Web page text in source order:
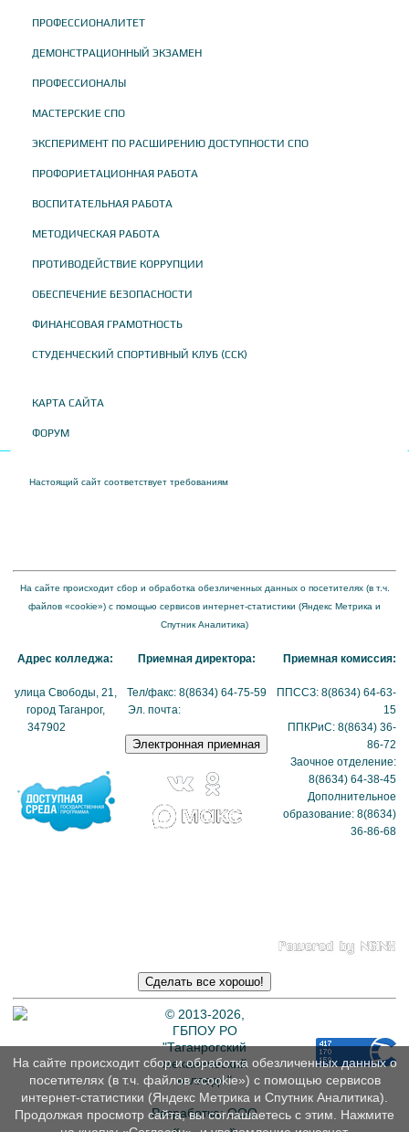
ПРОФЕССИОНАЛИТЕТ
ДЕМОНСТРАЦИОННЫЙ ЭКЗАМЕН
ПРОФЕССИОНАЛЫ
МАСТЕРСКИЕ СПО
ЭКСПЕРИМЕНТ ПО РАСШИРЕНИЮ ДОСТУПНОСТИ СПО
ПРОФОРИЕТАЦИОННАЯ РАБОТА
ВОСПИТАТЕЛЬНАЯ РАБОТА
МЕТОДИЧЕСКАЯ РАБОТА
ПРОТИВОДЕЙСТВИЕ КОРРУПЦИИ
ОБЕСПЕЧЕНИЕ БЕЗОПАСНОСТИ
ФИНАНСОВАЯ ГРАМОТНОСТЬ
СТУДЕНЧЕСКИЙ СПОРТИВНЫЙ КЛУБ (ССК)
КАРТА САЙТА
ФОРУМ
Настоящий сайт соответствует требованиям
На сайте происходит сбор и обработка обезличенных данных о посетителях (в т.ч.
файлов «cookie») с помощью сервисов интернет-статистики (Яндекс Метрика и
Спутник Аналитика)
Адрес колледжа:
улица Свободы, 21,
город Таганрог,
347902
Приемная директора:
Тел/факс: 8(8634) 64-75-59
Эл. почта:
Приемная комиссия:
ППССЗ: 8(8634) 64-63-
15
ППКРиС: 8(8634) 36-
86-72
Заочное отделение:
8(8634) 64-38-45
Дополнительное
образование: 8(8634)
36-86-68
© 2013-2026,
ГБПОУ РО
"Таганрогский
механический
колледж"
Разработка: ООО
На сайте происходит сбор и обработка обезличенных данных о
посетителях (в т.ч. файлов «cookie») с помощью сервисов
интернет-статистики (Яндекс Метрика и Спутник Аналитика).
Продолжая просмотр сайта, вы соглашаетесь с этим. Нажмите